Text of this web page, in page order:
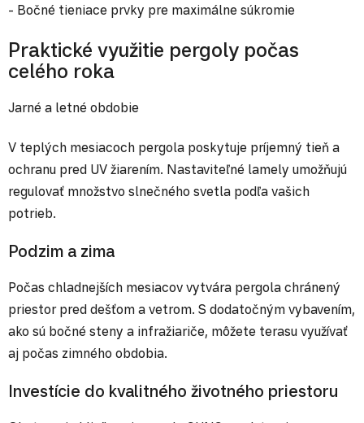
- Bočné tieniace prvky pre maximálne súkromie
Praktické využitie pergoly počas
celého roka
Jarné a letné obdobie
V teplých mesiacoch pergola poskytuje príjemný tieň a
ochranu pred UV žiarením. Nastaviteľné lamely umožňujú
regulovať množstvo slnečného svetla podľa vašich
potrieb.
Podzim a zima
Počas chladnejších mesiacov vytvára pergola chránený
priestor pred dešťom a vetrom. S dodatočným vybavením,
ako sú bočné steny a infražiariče, môžete terasu využívať
aj počas zimného obdobia.
Investície do kvalitného životného priestoru